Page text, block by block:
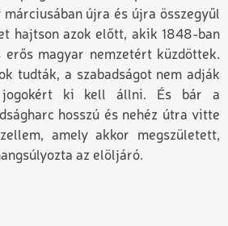
újra és újra összegyűl
hajtson azok előtt, akik 1848-ban
erős magyar nemzetért küzdöttek.
tudták, a szabadságot nem adják
jogokért ki kell állni. És bár a
hosszú és nehéz útra vitte
amely akkor megszületett,
az elöljáró.